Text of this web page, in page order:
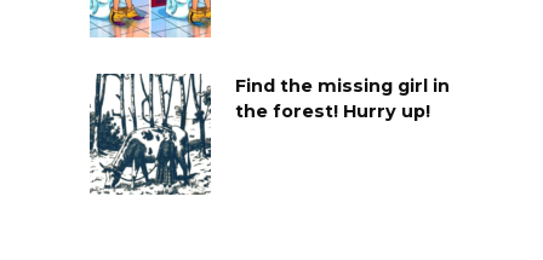
Find the missing girl in
the forest! Hurry up!